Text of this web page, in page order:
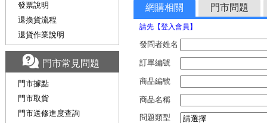
網購相關 門市問題
請先【登入會員】
發問者姓名
訂單編號
商品編號
商品名稱
問題類型
發票說明
退換貨流程
退貨作業說明
門市常見問題
門市據點
門市取貨
門市送修進度查詢